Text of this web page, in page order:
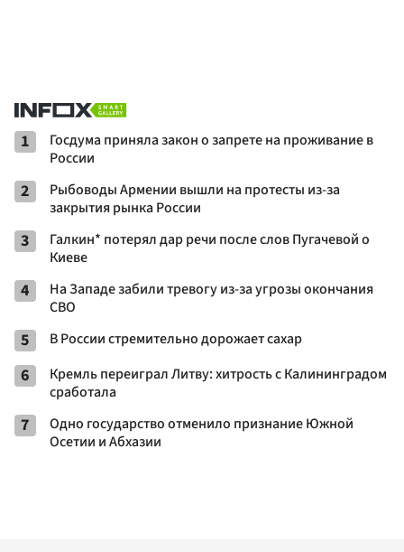
1
Госдума приняла закон о запрете на проживание в
России
2
Рыбоводы Армении вышли на протесты из-за
закрытия рынка России
3
Галкин* потерял дар речи после слов Пугачевой о
Киеве
4
На Западе забили тревогу из-за угрозы окончания
СВО
5 В России стремительно дорожает сахар
6
Кремль переиграл Литву: хитрость с Калининградом
сработала
7
Одно государство отменило признание Южной
Осетии и Абхазии